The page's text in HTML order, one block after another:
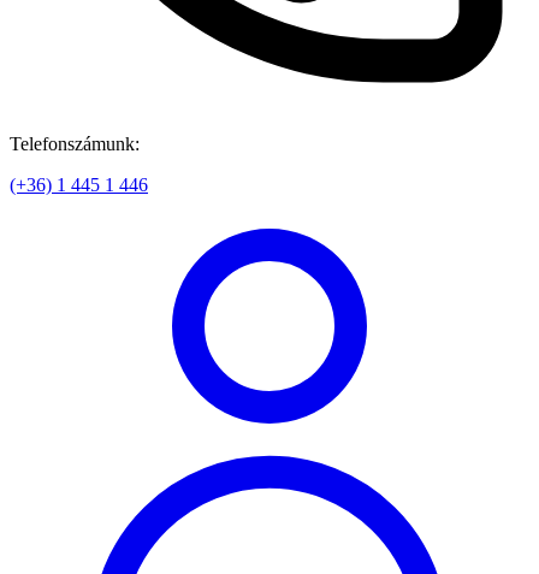
Telefonszámunk:
(+36) 1 445 1 446